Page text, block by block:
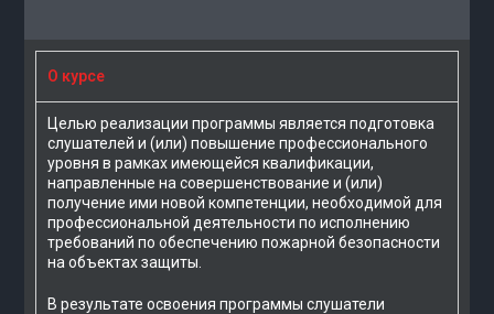
О курсе
Целью реализации программы является подготовка
слушателей и (или) повышение профессионального
уровня в рамках имеющейся квалификации,
направленные на совершенствование и (или)
получение ими новой компетенции, необходимой для
профессиональной деятельности по исполнению
требований по обеспечению пожарной безопасности
на объектах защиты.
В результате освоения программы слушатели